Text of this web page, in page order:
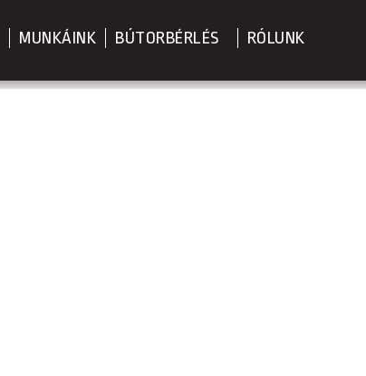
MUNKÁINK BÚTORBÉRLÉS RÓLUNK